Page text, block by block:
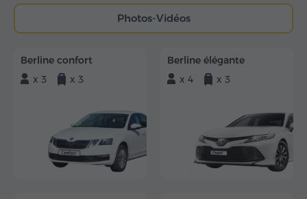
Photos-Vidéos
Berline confort
x 3
x 3
Berline élégante
x 4
x 3